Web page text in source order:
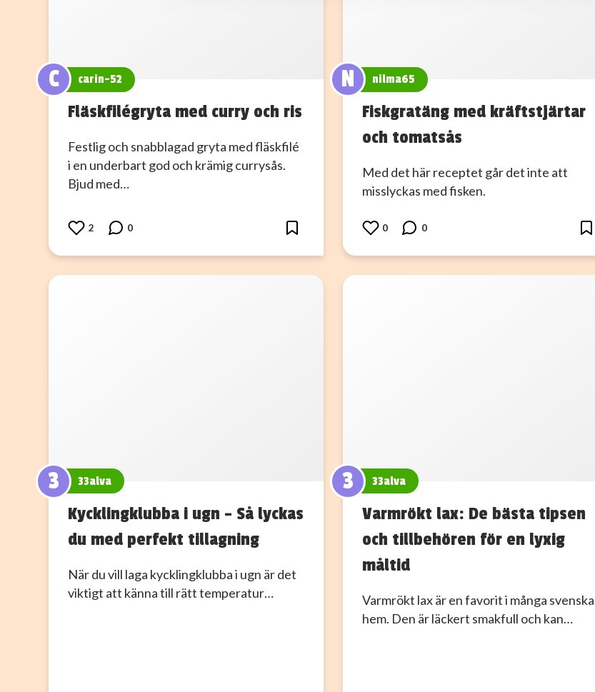
C carin-52
Fläskfilégryta med curry och ris
Festlig och snabblagad gryta med fläskfilé
i en underbart god och krämig currysås.
Bjud med…
2 0
N nilma65
Fiskgratäng med kräftstjärtar
och tomatsås
Med det här receptet går det inte att
misslyckas med fisken.
0 0
3 33alva
Kycklingklubba i ugn – Så lyckas
du med perfekt tillagning
När du vill laga kycklingklubba i ugn är det
viktigt att känna till rätt temperatur…
3 33alva
Varmrökt lax: De bästa tipsen
och tillbehören för en lyxig
måltid
Varmrökt lax är en favorit i många svenska
hem. Den är läckert smakfull och kan…